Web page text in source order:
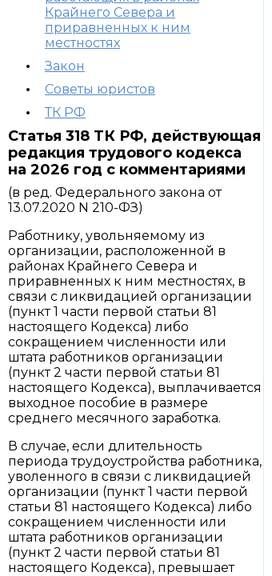
Крайнего Севера и
приравненных к ним
местностях
Закон
Советы юристов
ТК РФ
Статья 318 ТК РФ, действующая
редакция трудового кодекса
на 2026 год с комментариями
(в ред. Федерального закона от
13.07.2020 N 210-ФЗ)
Работнику, увольняемому из
организации, расположенной в
районах Крайнего Севера и
приравненных к ним местностях, в
связи с ликвидацией организации
(пункт 1 части первой статьи 81
настоящего Кодекса) либо
сокращением численности или
штата работников организации
(пункт 2 части первой статьи 81
настоящего Кодекса), выплачивается
выходное пособие в размере
среднего месячного заработка.
В случае, если длительность
периода трудоустройства работника,
уволенного в связи с ликвидацией
организации (пункт 1 части первой
статьи 81 настоящего Кодекса) либо
сокращением численности или
штата работников организации
(пункт 2 части первой статьи 81
настоящего Кодекса), превышает